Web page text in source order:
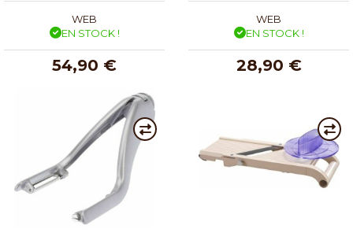
WEB
EN STOCK !
54,90 €
WEB
EN STOCK !
28,90 €